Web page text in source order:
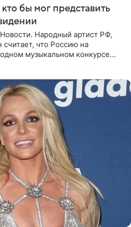
кто бы мог представить
Народный артист РФ,
что Россию на
музыкальном конкурсе